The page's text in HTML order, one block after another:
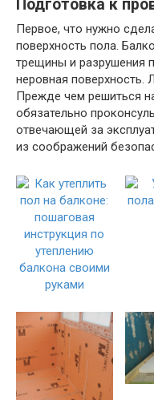
Подготовка к
Первое, что нужно
поверхность пола.
трещины и разрушения
неровная поверхность.
Прежде чем решиться
обязательно
отвечающей за
из соображений